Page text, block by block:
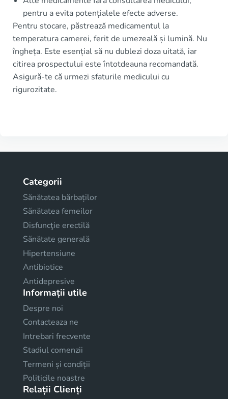
pentru a evita potențialele efecte adverse.
Pentru stocare, păstrează medicamentul la
temperatura camerei, ferit de umezeală și lumină. Nu
îngheța. Este esențial să nu dublezi doza uitată, iar
citirea prospectului este întotdeauna recomandată.
Asigură-te că urmezi sfaturile medicului cu
rigurozitate.
Categorii
Sănătatea bărbaților
Sănătatea femeilor
Disfuncţie erectilă
Sănătate generală
Hipertensiune
Antibiotice
Antidepresive
Informații utile
Despre noi
Contacteaza ne
Intrebari frecvente
Stadiul comenzii
Termeni și condiții
Politicile noastre
Relații Clienți